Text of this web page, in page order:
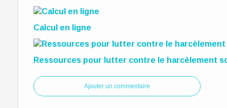
Calcul en ligne
Ressources pour lutter contre le harcèlement
Ajouter un commentaire